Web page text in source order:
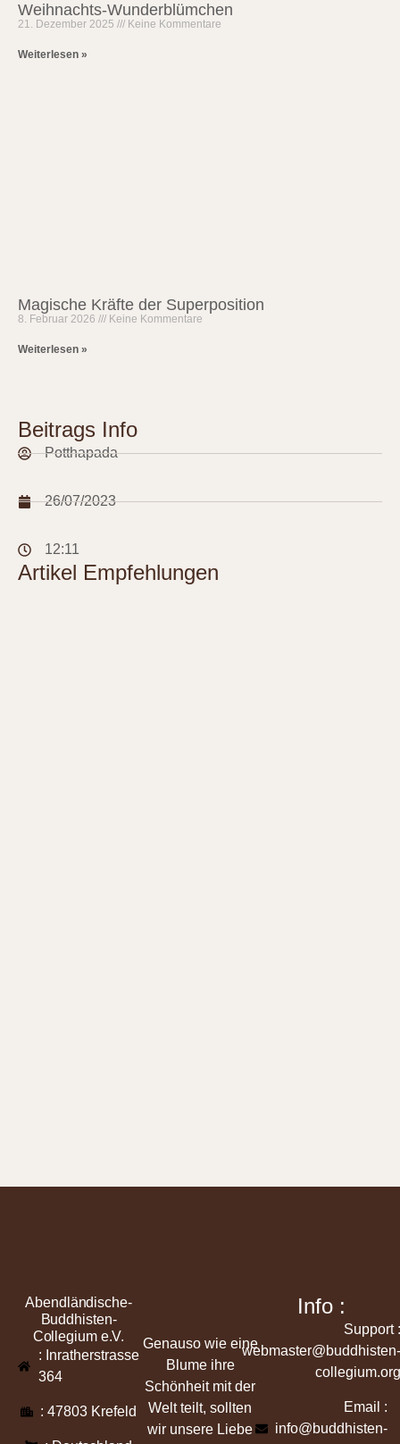
Weihnachts-Wunderblümchen
21. Dezember 2025 Keine Kommentare
Weiterlesen »
Magische Kräfte der Superposition
8. Februar 2026 Keine Kommentare
Weiterlesen »
Beitrags Info
Potthapada
26/07/2023
12:11
Artikel Empfehlungen
Abendländische-
Buddhisten-
Collegium e.V.
: Inratherstrasse
364
: 47803 Krefeld
Genauso wie eine
Blume ihre
Schönheit mit der
Welt teilt, sollten
wir unsere Liebe
Info :
Support :
webmaster@buddhisten-
collegium.org
Email :
info@buddhisten-